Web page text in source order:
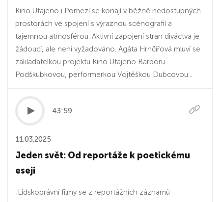
Kino Utajeno i Pomezí se konají v běžně nedostupných
prostorách ve spojení s výraznou scénografií a
tajemnou atmosférou. Aktivní zapojení stran diváctva je
žádoucí, ale není vyžadováno. Agáta Hrnčířová mluví se
zakladatelkou projektu Kino Utajeno Barboru
Podškubkovou, performerkou Vojtěškou Dubcovou...
43:59
11.03.2025
Jeden svět: Od reportáže k poetickému
eseji
„Lidskoprávní filmy se z reportážních záznamů